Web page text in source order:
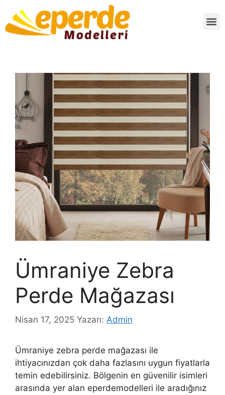
Ümraniye Zebra
Perde Mağazası
Nisan 17, 2025 Yazarı: Admin
Ümraniye zebra perde mağazası ile
ihtiyacınızdan çok daha fazlasını uygun fiyatlarla
temin edebilirsiniz. Bölgenin en güvenilir isimleri
arasında yer alan eperdemodelleri ile aradığınız